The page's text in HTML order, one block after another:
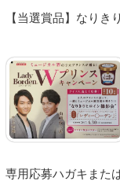
【当選賞品】なりき
専用応募ハガキまた